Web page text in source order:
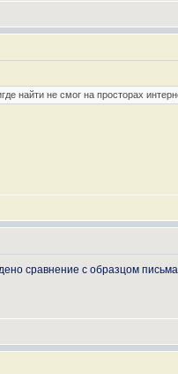
найти не смог на просторах
сравнение с образцом